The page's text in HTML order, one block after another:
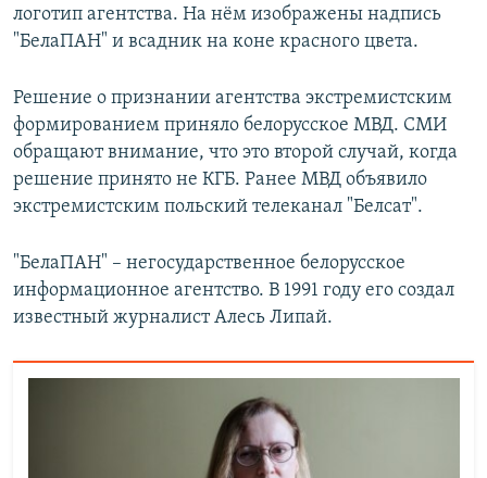
логотип агентства. На нём изображены надпись
"БелаПАН" и всадник на коне красного цвета.
Решение о признании агентства экстремистским
формированием приняло белорусское МВД. СМИ
обращают внимание, что это второй случай, когда
решение принято не КГБ. Ранее МВД объявило
экстремистским польский телеканал "Белсат".
"БелаПАН" – негосударственное белорусское
информационное агентство. В 1991 году его создал
известный журналист Алесь Липай.